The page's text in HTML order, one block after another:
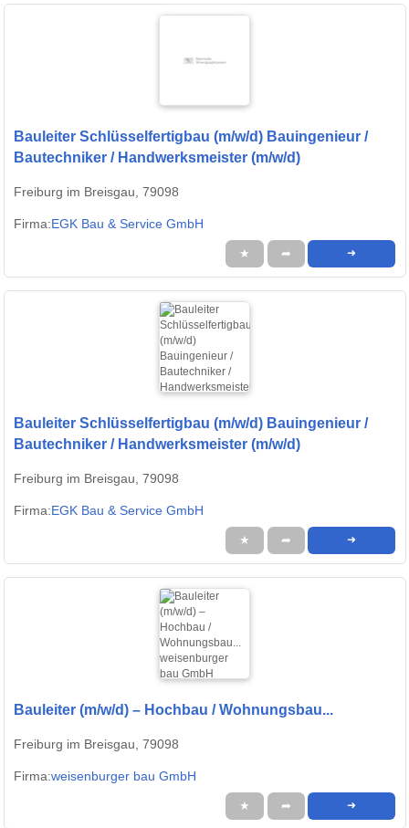
Bauleiter Schlüsselfertigbau (m/w/d) Bauingenieur /
Bautechniker / Handwerksmeister (m/w/d)
Freiburg im Breisgau, 79098
Firma:EGK Bau & Service GmbH
★ ➦ ➜
Bauleiter Schlüsselfertigbau (m/w/d) Bauingenieur /
Bautechniker / Handwerksmeister (m/w/d)
Freiburg im Breisgau, 79098
Firma:EGK Bau & Service GmbH
★ ➦ ➜
Bauleiter (m/w/d) – Hochbau / Wohnungsbau...
Freiburg im Breisgau, 79098
Firma:weisenburger bau GmbH
★ ➦ ➜